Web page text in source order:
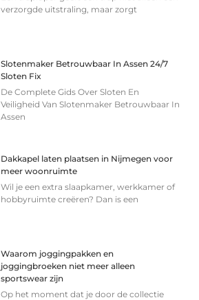
verzorgde uitstraling, maar zorgt
Slotenmaker Betrouwbaar In Assen 24/7
Sloten Fix
De Complete Gids Over Sloten En
Veiligheid Van Slotenmaker Betrouwbaar In
Assen
Dakkapel laten plaatsen in Nijmegen voor
meer woonruimte
Wil je een extra slaapkamer, werkkamer of
hobbyruimte creëren? Dan is een
Waarom joggingpakken en
joggingbroeken niet meer alleen
sportswear zijn
Op het moment dat je door de collectie